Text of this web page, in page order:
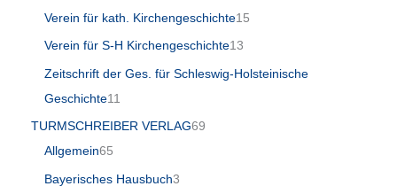
Verein für kath. Kirchengeschichte15
Verein für S-H Kirchengeschichte13
Zeitschrift der Ges. für Schleswig-Holsteinische
Geschichte11
TURMSCHREIBER VERLAG69
Allgemein65
Bayerisches Hausbuch3